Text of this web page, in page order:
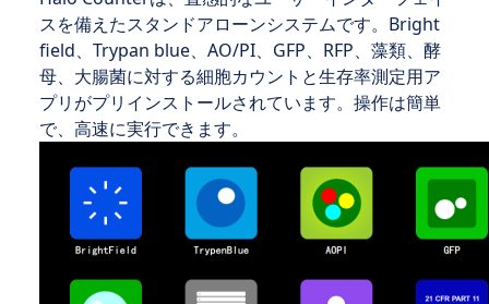
スを備えたスタンドアローンシステムです。Bright
field、Trypan blue、AO/PI、GFP、RFP、藻類、酵
母、大腸菌に対する細胞カウントと生存率測定用ア
プリがプリインストールされています。操作は簡単
で、高速に実行できます。